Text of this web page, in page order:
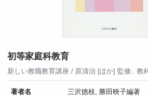
初等家庭科教育
新しい教職教育講座 / 原清治 [ほか] 監修;. 教
著者名 三沢徳枝, 勝田映子編著